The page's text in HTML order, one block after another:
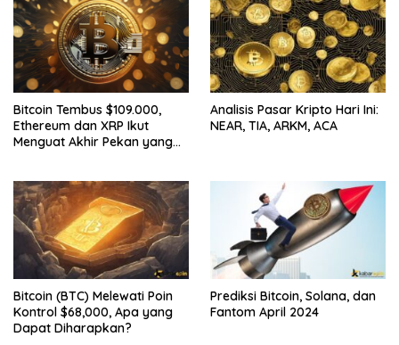
Bitcoin Tembus $109.000,
Ethereum dan XRP Ikut
Menguat Akhir Pekan yang
Analisis Pasar Kripto Hari Ini:
NEAR, TIA, ARKM, ACA
Bitcoin (BTC) Melewati Poin
Kontrol $68,000, Apa yang
Dapat Diharapkan?
Prediksi Bitcoin, Solana, dan
Fantom April 2024